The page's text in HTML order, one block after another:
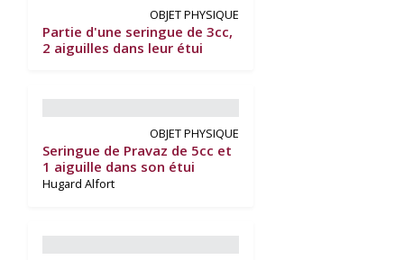
OBJET PHYSIQUE
Partie d'une seringue de 3cc,
2 aiguilles dans leur étui
OBJET PHYSIQUE
Seringue de Pravaz de 5cc et
1 aiguille dans son étui
Hugard Alfort